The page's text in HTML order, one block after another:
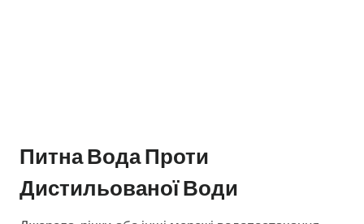
Питна Вода Проти
Дистильованої Води